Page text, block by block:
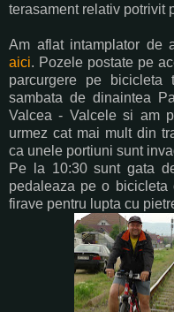
terasament relativ potrivit
Am aflat intamplator de
aici. Pozele postate pe
parcurgere pe bicicleta
sambata de dinaintea
Valcea - Valcele si am
urmez cat mai mult din
ca unele portiuni sunt
Pe la 10:30 sunt gata
pedaleaza pe o
firave pentru lupta cu